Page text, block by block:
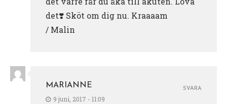
det❣️ Sköt om dig nu. Kraaaam
/ Malin
MARIANNE
9 juni, 2017 - 11:09
SVARA